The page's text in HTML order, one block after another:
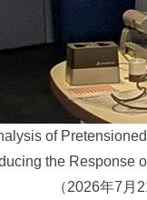
of
the Response
（2026年7月